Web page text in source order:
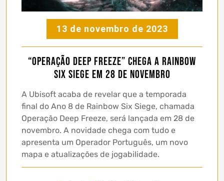
13 de novembro de 2023
“Operação Deep Freeze” chega a Rainbow
Six Siege em 28 de novembro
A Ubisoft acaba de revelar que a temporada
final do Ano 8 de Rainbow Six Siege, chamada
Operação Deep Freeze, será lançada em 28 de
novembro. A novidade chega com tudo e
apresenta um Operador Português, um novo
mapa e atualizações de jogabilidade.